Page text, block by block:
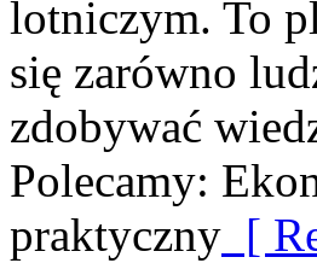
lotniczym. To
się zarówno
zdobywać
Polecamy:
praktyczny [